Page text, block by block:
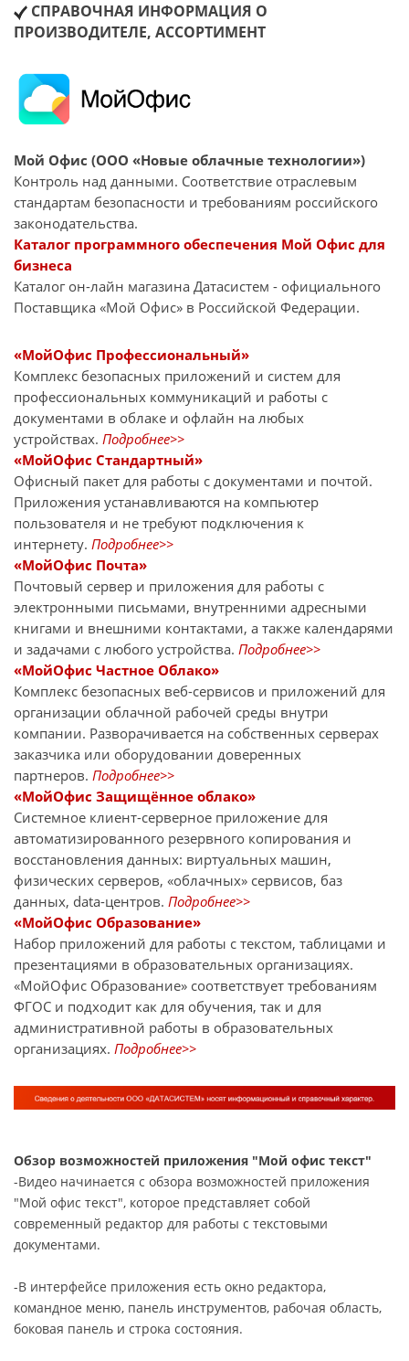
СПРАВОЧНАЯ ИНФОРМАЦИЯ О
ПРОИЗВОДИТЕЛЕ, АССОРТИМЕНТ
Мой Офис (ООО «Новые облачные технологии»)
Контроль над данными. Соответствие отраслевым
стандартам безопасности и требованиям российского
законодательства.
Каталог программного обеспечения Мой Офис для
бизнеса
Каталог он-лайн магазина Датасиcтем - официального
Поставщика «Мой Офис» в Российской Федерации.
«МойОфис Профессиональный»
Комплекс безопасных приложений и систем для
профессиональных коммуникаций и работы с
документами в облаке и офлайн на любых
устройствах. Подробнее>>
«МойОфис Стандартный»
Офисный пакет для работы с документами и почтой.
Приложения устанавливаются на компьютер
пользователя и не требуют подключения к
интернету. Подробнее>>
«МойОфис Почта»
Почтовый сервер и приложения для работы с
электронными письмами, внутренними адресными
книгами и внешними контактами, а также календарями
и задачами с любого устройства. Подробнее>>
«МойОфис Частное Облако»
Комплекс безопасных веб-сервисов и приложений для
организации облачной рабочей среды внутри
компании. Разворачивается на собственных серверах
заказчика или оборудовании доверенных
партнеров. Подробнее>>
«МойОфис Защищённое облако»
Системное клиент-серверное приложение для
автоматизированного резервного копирования и
восстановления данных: виртуальных машин,
физических серверов, «облачных» сервисов, баз
данных, data-центров. Подробнее>>
«МойОфис Образование»
Набор приложений для работы с текстом, таблицами и
презентациями в образовательных организациях.
«МойОфис Образование» соответствует требованиям
ФГОС и подходит как для обучения, так и для
административной работы в образовательных
организациях. Подробнее>>
Обзор возможностей приложения "Мой офис текст"
-Видео начинается с обзора возможностей приложения
"Мой офис текст", которое представляет собой
современный редактор для работы с текстовыми
документами.
-В интерфейсе приложения есть окно редактора,
командное меню, панель инструментов, рабочая область,
боковая панель и строка состояния.